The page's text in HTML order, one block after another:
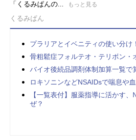
「くるみぱんの...
もっと見る
くるみぱん
プラリアとイベニティの使い分け
骨粗鬆症フォルテオ・テリボン・
バイオ後続品調剤体制加算一覧で
ロキソニンなどNSAIDsで喘息や
【一覧表付】服薬指導に活かす、
ぜ？